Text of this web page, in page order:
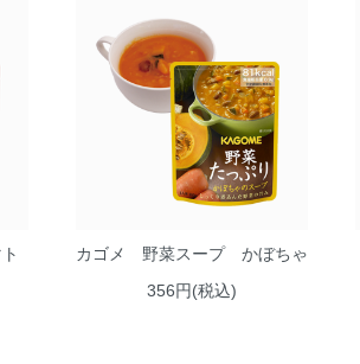
カゴメ 野菜スープ かぼちゃ
356円(税込)